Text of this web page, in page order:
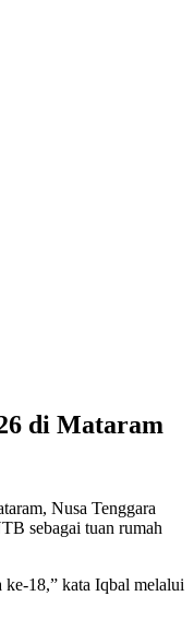
di Mataram
Nusa Tenggara
sebagai tuan rumah
ke-18,” kata Iqbal melalui